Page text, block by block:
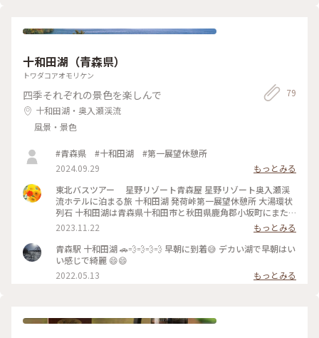
十和田湖（青森県）
トワダコアオモリケン
四季それぞれの景色を楽しんで
十和田湖・奥入瀬渓流
風景・景色
79
#青森県 #十和田湖 #第一展望休憩所
2024.09.29
もっとみる
東北バスツアー 星野リゾート青森屋 星野リゾート奥入瀬渓
流ホテルに泊まる旅 十和田湖 発荷峠第一展望休憩所 大湯環状
列石 十和田湖は青森県十和田市と秋田県鹿角郡小坂町にまた
がる湖です。 地図を見ると十和田湖の上に県境があります。こ
の県境は2008年に青森県と秋田県が十和田湖を「青森:秋田
=6:4」で分割することに合意して決められたのだそうです。
県境が決まらないと、十和田湖、約６１平方キロメートル分の
地方交付税約６７００万円がどこにも交付されないという大人
の事情があって湖の上に県境を作ったとか。 発荷峠第一展望
んぽ鍋を食べだあとは、バスの中からはユネスコ世界文化遺産
2023.11.22
もっとみる
青森駅 十和田湖 🚗💨💨💨💨 早朝に到着😅 デカい湖で早朝はい
い感じで綺麗 😄😄
2022.05.13
もっとみる